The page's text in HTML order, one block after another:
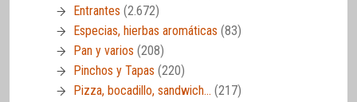
Entrantes (2.672)
Especias, hierbas aromáticas (83)
Pan y varios (208)
Pinchos y Tapas (220)
Pizza, bocadillo, sandwich… (217)